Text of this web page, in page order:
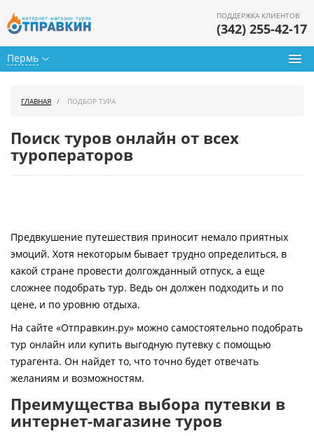
Пермь
ПОДДЕРЖКА КЛИЕНТОВ
(342) 255-42-17
Горящие туры
Страны
Как купить
Контакты
ГЛАВНАЯ ПОДБОР ТУРА
Поиск туров онлайн от всех
туроператоров
Предвкушение путешествия приносит немало приятных
эмоций. Хотя некоторым бывает трудно определиться, в
какой стране провести долгожданный отпуск, а еще
сложнее подобрать тур. Ведь он должен подходить и по
цене, и по уровню отдыха.
На сайте «Отправкин.ру» можно самостоятельно подобрать
тур онлайн или купить выгодную путевку с помощью
турагента. Он найдет то, что точно будет отвечать
желаниям и возможностям.
Преимущества выбора путевки в
интернет-магазине туров